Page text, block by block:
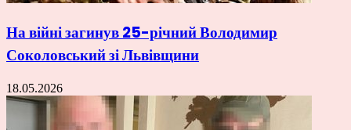
На війні загинув 25-річний Володимир
Соколовський зі Львівщини
18.05.2026